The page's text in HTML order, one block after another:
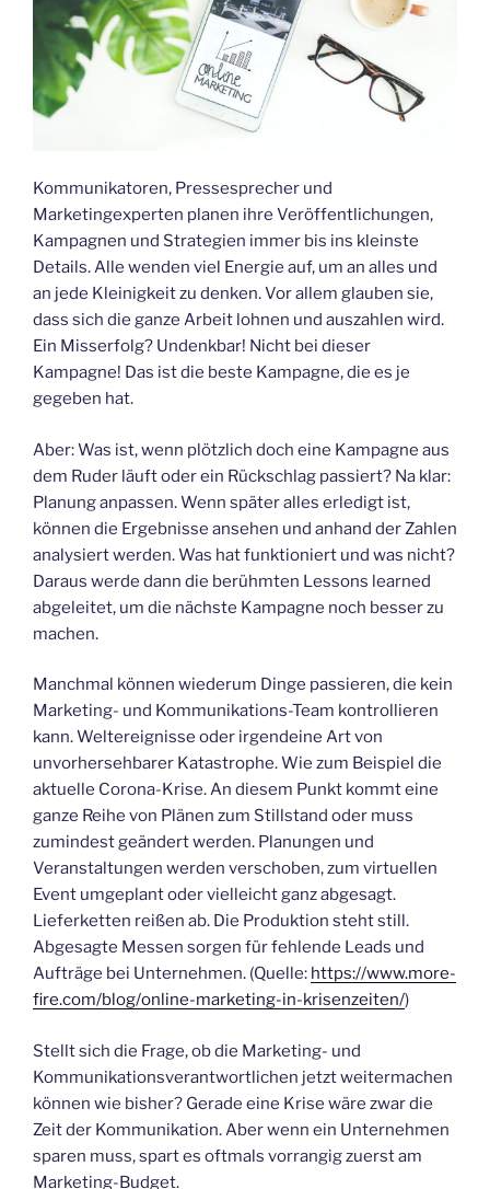
Kommunikatoren, Pressesprecher und
Marketingexperten planen ihre Veröffentlichungen,
Kampagnen und Strategien immer bis ins kleinste
Details. Alle wenden viel Energie auf, um an alles und
an jede Kleinigkeit zu denken. Vor allem glauben sie,
dass sich die ganze Arbeit lohnen und auszahlen wird.
Ein Misserfolg? Undenkbar! Nicht bei dieser
Kampagne! Das ist die beste Kampagne, die es je
gegeben hat.
Aber: Was ist, wenn plötzlich doch eine Kampagne aus
dem Ruder läuft oder ein Rückschlag passiert? Na klar:
Planung anpassen. Wenn später alles erledigt ist,
können die Ergebnisse ansehen und anhand der Zahlen
analysiert werden. Was hat funktioniert und was nicht?
Daraus werde dann die berühmten Lessons learned
abgeleitet, um die nächste Kampagne noch besser zu
machen.
Manchmal können wiederum Dinge passieren, die kein
Marketing- und Kommunikations-Team kontrollieren
kann. Weltereignisse oder irgendeine Art von
unvorhersehbarer Katastrophe. Wie zum Beispiel die
aktuelle Corona-Krise. An diesem Punkt kommt eine
ganze Reihe von Plänen zum Stillstand oder muss
zumindest geändert werden. Planungen und
Veranstaltungen werden verschoben, zum virtuellen
Event umgeplant oder vielleicht ganz abgesagt.
Lieferketten reißen ab. Die Produktion steht still.
Abgesagte Messen sorgen für fehlende Leads und
Aufträge bei Unternehmen. (Quelle: https://www.more-
fire.com/blog/online-marketing-in-krisenzeiten/)
Stellt sich die Frage, ob die Marketing- und
Kommunikationsverantwortlichen jetzt weitermachen
können wie bisher? Gerade eine Krise wäre zwar die
Zeit der Kommunikation. Aber wenn ein Unternehmen
sparen muss, spart es oftmals vorrangig zuerst am
Marketing-Budget.